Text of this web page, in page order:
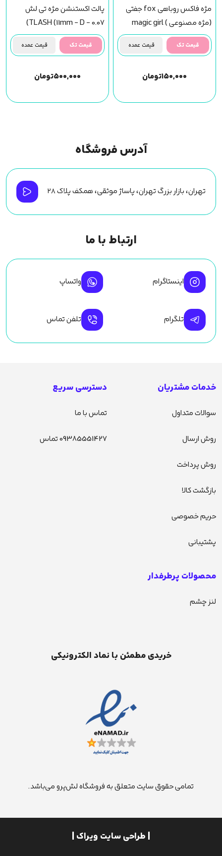
مژه فاکس روباهی fox جفتی
(مژه مصنوعی ) magic girl
(f43) مجیک گرل
قیمت تک قیمت عمده
۱۵۰,۰۰۰تومان
پالت اکستنشن مژه تی لش
TLASH (11mm - D - 0.07)
قیمت تک قیمت عمده
۵۰۰,۰۰۰تومان
آدرس فروشگاه
تهران، بازار بزرگ تهران، پاساژ موثقی، همکف پلاک ۲۸
ارتباط با ما
اینستاگرام واتساپ
تلگرام تلفن تماس
خدمات مشتریان
سوالات متداول
روش ارسال
روش پرداخت
بازگشت کالا
حریم خصوصی
پشتیبانی
دسترسی سریع
تماس با ما
09385551427 تماس
محصولات پرطرفدار
لنز چشم
خریدی مطمئن با نماد الکترونیکی
تمامی حقوق سایت متعلق به فروشگاه لش‌پرو می‌باشد.
| طراحی سایت ویراک |